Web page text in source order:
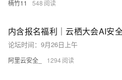
楠竹11 548
论坛时间：9月26日上午
阿里云安全_ 1294